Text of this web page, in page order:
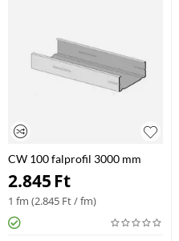
CW 100 falprofil 3000 mm
2.845Ft
1 fm (2.845 Ft/ fm)